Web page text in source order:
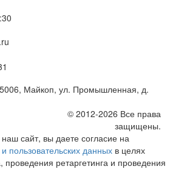
, Майкоп, ул. Промышленная, д.
© 2012-2026 Все права
защищены.
сайт, вы даете согласие на
пользовательских данных в целях
ретаргетинга и проведения